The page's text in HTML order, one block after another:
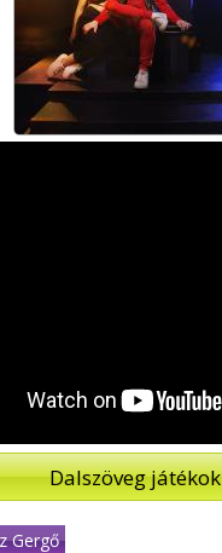
Dalszöveg játékok
Gergő